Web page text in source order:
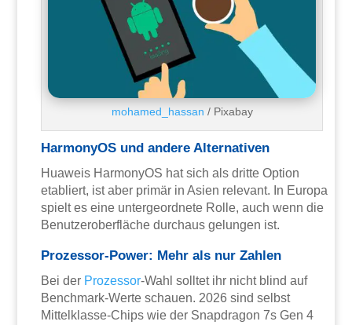
mohamed_hassan / Pixabay
HarmonyOS und andere Alternativen
Huaweis HarmonyOS hat sich als dritte Option
etabliert, ist aber primär in Asien relevant. In Europa
spielt es eine untergeordnete Rolle, auch wenn die
Benutzeroberfläche durchaus gelungen ist.
Prozessor-Power: Mehr als nur Zahlen
Bei der Prozessor-Wahl solltet ihr nicht blind auf
Benchmark-Werte schauen. 2026 sind selbst
Mittelklasse-Chips wie der Snapdragon 7s Gen 4